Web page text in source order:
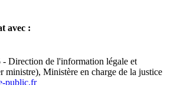
avec :
Direction de l'information légale et
ministre), Ministère en charge de la justice